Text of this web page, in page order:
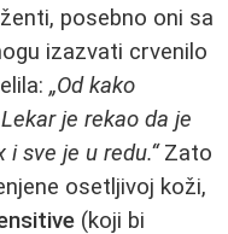
posebno oni sa
izazvati crvenilo
„Od kako
je rekao da je
sve je u redu.“Zato
osetljivoj koži,
(koji bi